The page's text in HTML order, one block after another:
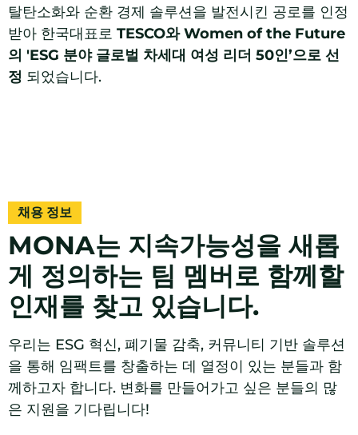
탈탄소화와 순환 경제 솔루션을 발전시킨 공로를 인정
받아 한국대표로 TESCO와 Women of the Future
의 'ESG 분야 글로벌 차세대 여성 리더 50인’으로 선
정 되었습니다.
채용 정보
MONA는 지속가능성을 새롭
게 정의하는 팀 멤버로 함께할
인재를 찾고 있습니다.
우리는 ESG 혁신, 폐기물 감축, 커뮤니티 기반 솔루션
을 통해 임팩트를 창출하는 데 열정이 있는 분들과 함
께하고자 합니다. 변화를 만들어가고 싶은 분들의 많
은 지원을 기다립니다!